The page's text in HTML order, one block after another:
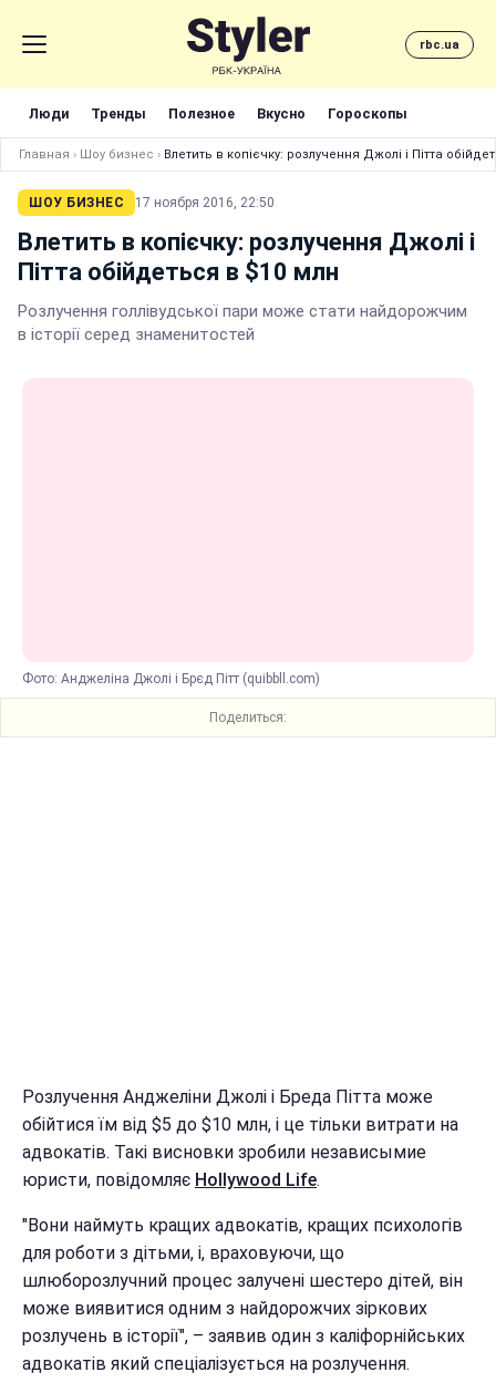
rbc.ua
Люди Тренды Полезное Вкусно Гороскопы
Главная › Шоу бизнес › Влетить в копієчку: розлучення Джолі і Пітта
ШОУ БИЗНЕС 17 ноября 2016, 22:50
Влетить в копієчку: розлучення Джолі і
Пітта обійдеться в $10 млн
Розлучення голлівудської пари може стати найдорожчим
в історії серед знаменитостей
Фото: Анджеліна Джолі і Брєд Пітт (quibbll.com)
Поделиться:
Розлучення Анджеліни Джолі і Бреда Пітта може
обійтися їм від $5 до $10 млн, і це тільки витрати на
адвокатів. Такі висновки зробили независымие
юристи, повідомляє Hollywood Life.
"Вони наймуть кращих адвокатів, кращих психологів
для роботи з дітьми, і, враховуючи, що
шлюборозлучний процес залучені шестеро дітей, він
може виявитися одним з найдорожчих зіркових
розлучень в історії", – заявив один з каліфорнійських
адвокатів який спеціалізується на розлучення.